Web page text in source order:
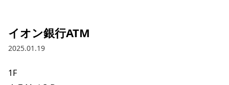
イオン銀行ATM
2025.01.19
1F